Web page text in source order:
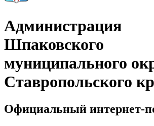
Администрация
Шпаковского
муниципального
Ставропольского
Официальный интернет-